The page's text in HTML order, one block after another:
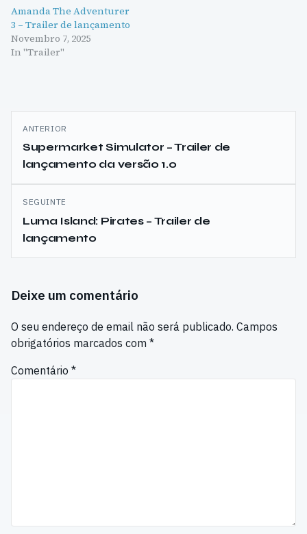
Amanda The Adventurer
3 – Trailer de lançamento
Novembro 7, 2025
In "Trailer"
Navegação
de
artigos
ANTERIOR
Supermarket Simulator – Trailer de
lançamento da versão 1.0
SEGUINTE
Luma Island: Pirates – Trailer de
lançamento
Deixe um comentário
O seu endereço de email não será publicado. Campos
obrigatórios marcados com *
Comentário *